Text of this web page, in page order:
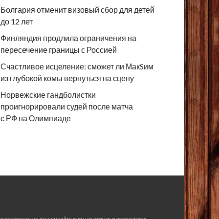
Болгария отменит визовый сбор для детей
до 12 лет
Финляндия продлила ограничения на
пересечение границы с Россией
Счастливое исцеление: сможет ли МакSим
из глубокой комы вернуться на сцену
Норвежские гандболистки
проигнорировали судей после матча
с РФ на Олимпиаде